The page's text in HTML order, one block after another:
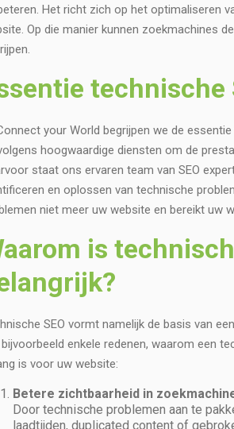
Het richt zich op het optimaliseren
Op die manier kunnen zoekmachines
technische
your World begrijpen we de
hoogwaardige diensten om de
staat ons ervaren team van SEO
en oplossen van technische
niet meer uw website en bereikt uw
is
SEO vormt namelijk de basis van
enkele redenen, waarom een
is voor uw website:
Betere zichtbaarheid in
Door technische problemen aan te
laadtijden, duplicated content of